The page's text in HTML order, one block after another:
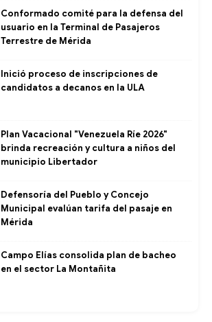
Conformado comité para la defensa del
usuario en la Terminal de Pasajeros
Terrestre de Mérida
Inició proceso de inscripciones de
candidatos a decanos en la ULA
Plan Vacacional "Venezuela Ríe 2026"
brinda recreación y cultura a niños del
municipio Libertador
Defensoría del Pueblo y Concejo
Municipal evalúan tarifa del pasaje en
Mérida
Campo Elías consolida plan de bacheo
en el sector La Montañita